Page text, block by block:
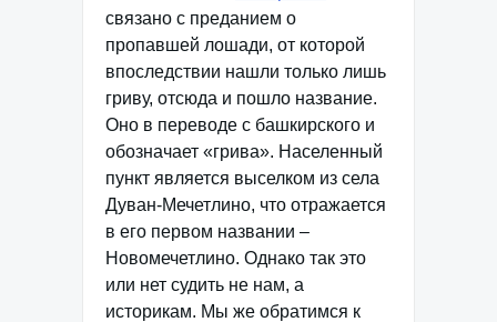
связано с преданием о
пропавшей лошади, от которой
впоследствии нашли только лишь
гриву, отсюда и пошло название.
Оно в переводе с башкирского и
обозначает «грива». Населенный
пункт является выселком из села
Дуван-Мечетлино, что отражается
в его первом названии –
Новомечетлино. Однако так это
или нет судить не нам, а
историкам. Мы же обратимся к